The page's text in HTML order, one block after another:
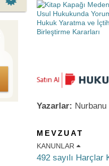
Yazarlar:
MEVZUAT
KANUNLAR
492 sayılı Harçlar